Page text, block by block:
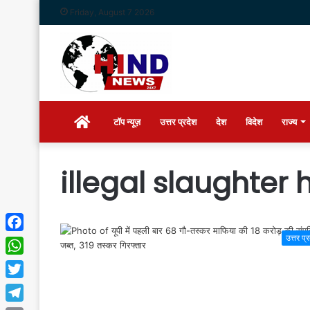
Friday, August 7 2026
Homeटॉप न्यूज़ उत्तर प्रदेश देश विदेश राज्य
illegal slaughter
उत्तर
Facebook
WhatsApp
Twitter